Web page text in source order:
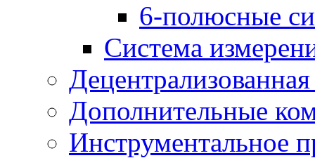
6-полюсные
Система
Дополнительные
Инструментальное